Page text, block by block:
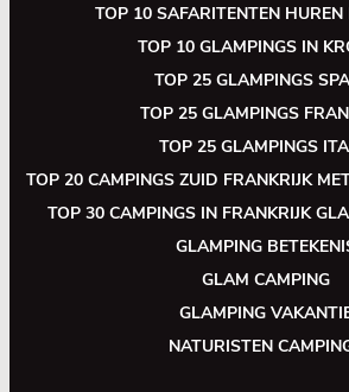
TOP 10 SAFARITENTEN HUREN
TOP 10 GLAMPINGS IN
TOP 25 GLAMPINGS
TOP 25 GLAMPINGS
TOP 25 GLAMPINGS
TOP 20 CAMPINGS ZUID FRANKRIJK
TOP 30 CAMPINGS IN FRANKRIJK
GLAMPING
GLAM CAMPING
GLAMPING
NATURISTEN